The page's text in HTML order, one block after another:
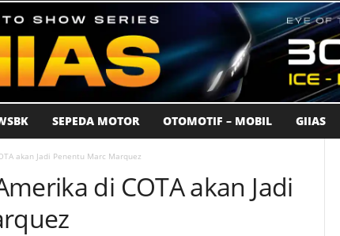
SEPEDA MOTOR OTOMOTIF – MOBIL GIIAS
akan Jadi Penentu Marc Marquez
di COTA akan Jadi